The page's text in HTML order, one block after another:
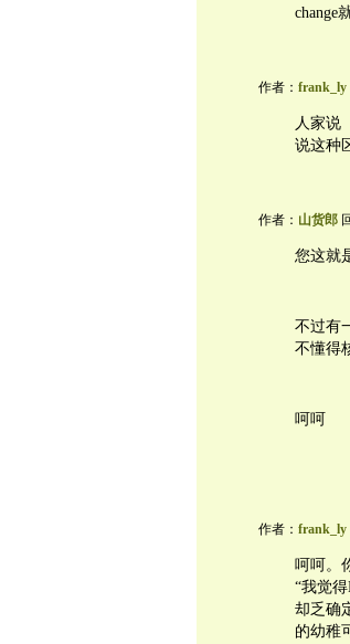
change
作者： frank_ly
人家说
说这种
作者： 山货郎
您这就
不过有
不懂得
呵呵
作者： frank_ly
呵呵。
“我觉
却乏确
的幼稚